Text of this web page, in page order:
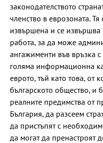
законодателството
членство в еврозоната.
извършена и се извършва
работа, за да може
ангажименти във връзка
голяма информационна
еврото, тъй като това, от
българското общество, и
реалните предимства от
България, да разсеем
да пристъпят с
да могат да пренастроят